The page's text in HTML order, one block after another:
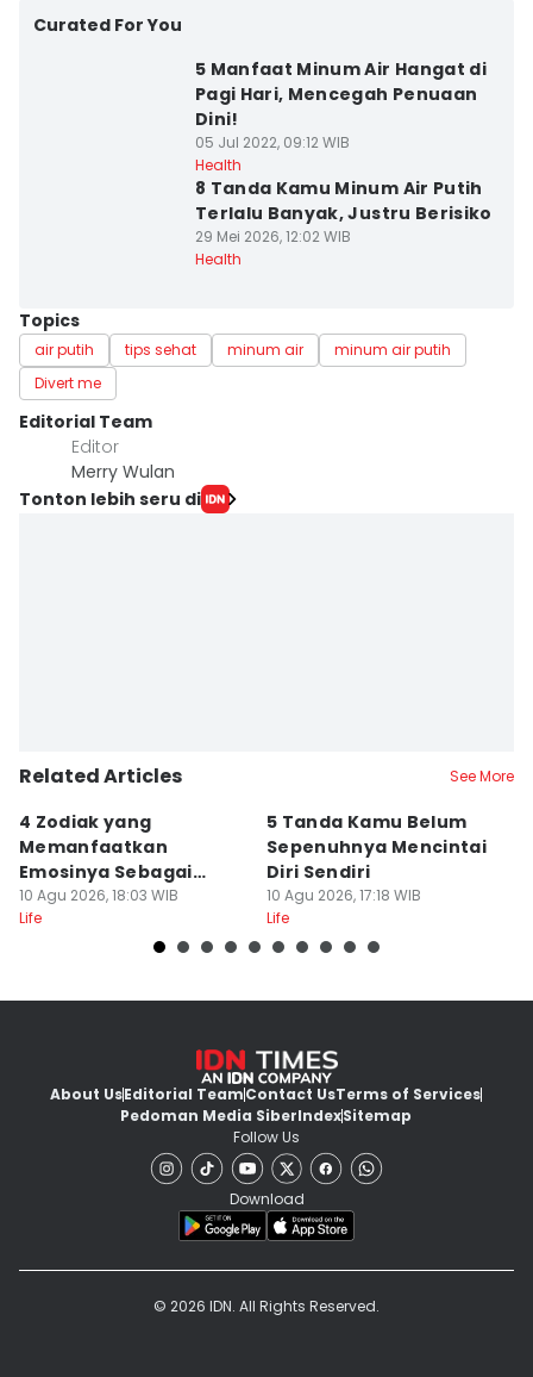
Curated For You
5 Manfaat Minum Air Hangat di
Pagi Hari, Mencegah Penuaan
Dini!
05 Jul 2022, 09:12 WIB
Health
8 Tanda Kamu Minum Air Putih
Terlalu Banyak, Justru Berisiko
29 Mei 2026, 12:02 WIB
Health
Topics
air putih tips sehat minum air
minum air putih
Divert me
Editorial Team
Editor
Merry Wulan
Tonton lebih seru di
Related Articles See More
4 Zodiak yang
Memanfaatkan
Emosinya Sebagai
Senjata, Manipulatif?
10 Agu 2026, 18:03 WIB
Life
5 Tanda Kamu Belum
Sepenuhnya Mencintai
Diri Sendiri
10 Agu 2026, 17:18 WIB
Life
About UsEditorial TeamContact UsTerms of Services
Pedoman Media SiberIndexSitemap
Follow Us
Download
© 2026 IDN. All Rights Reserved.